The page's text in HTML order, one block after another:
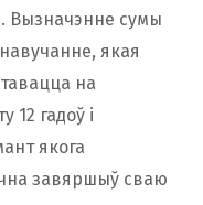
Вызначэнне сумы
якая
на
12 гадоў і
якога
завяршыў сваю